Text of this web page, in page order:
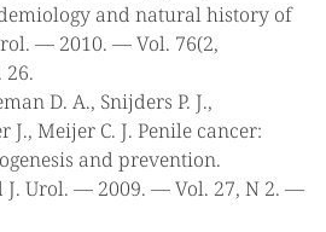
and natural history of
— 2010. — Vol. 76(2,
26.
D. A., Snijders P. J.,
J., Meijer C. J. Penile cancer:
and prevention.
Urol. — 2009. — Vol. 27, N 2. —